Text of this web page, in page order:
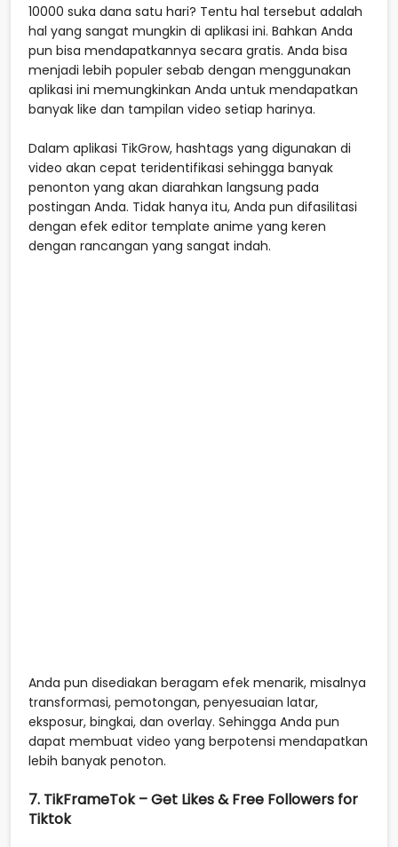
10000 suka dana satu hari? Tentu hal tersebut adalah
hal yang sangat mungkin di aplikasi ini. Bahkan Anda
pun bisa mendapatkannya secara gratis. Anda bisa
menjadi lebih populer sebab dengan menggunakan
aplikasi ini memungkinkan Anda untuk mendapatkan
banyak like dan tampilan video setiap harinya.
Dalam aplikasi TikGrow, hashtags yang digunakan di
video akan cepat teridentifikasi sehingga banyak
penonton yang akan diarahkan langsung pada
postingan Anda. Tidak hanya itu, Anda pun difasilitasi
dengan efek editor template anime yang keren
dengan rancangan yang sangat indah.
Anda pun disediakan beragam efek menarik, misalnya
transformasi, pemotongan, penyesuaian latar,
eksposur, bingkai, dan overlay. Sehingga Anda pun
dapat membuat video yang berpotensi mendapatkan
lebih banyak penoton.
7. TikFrameTok – Get Likes & Free Followers for
Tiktok